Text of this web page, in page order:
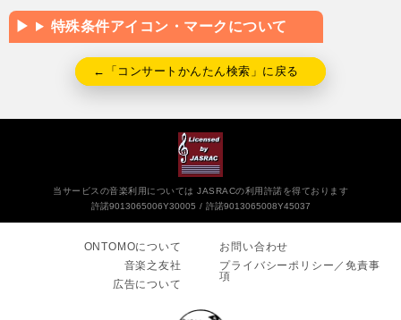
特殊条件アイコン・マークについて
←「コンサートかんたん検索」に戻る
当サービスの音楽利用については JASRACの利用許諾を得ております
許諾9013065006Y30005
許諾9013065008Y45037
ONTOMOについて
音楽之友社
広告について
お問い合わせ
プライバシーポリシー／免責事
項